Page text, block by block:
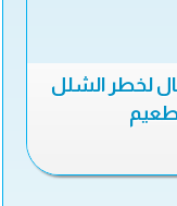
لخطر الشلل